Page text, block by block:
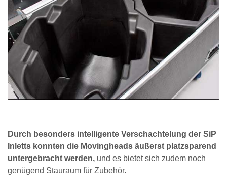
Durch besonders intelligente Verschachtelung der SiP
Inletts konnten die Movingheads äußerst platzsparend
untergebracht werden, und es bietet sich zudem noch
genügend Stauraum für Zubehör.